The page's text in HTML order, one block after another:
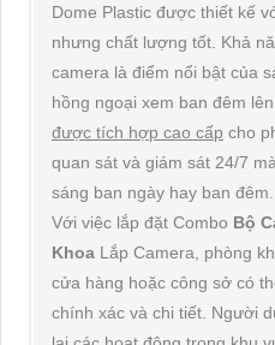
Dome Plastic được thiết kế
nhưng chất lượng tốt. Khả
camera là điểm nổi bật của
hồng ngoại xem ban đêm
được tích hợp cao cấp cho
quan sát và giám sát 24/7
sáng ban ngày hay ban đêm.
Với việc lắp đặt Combo Bộ
Khoa Lắp Camera, phòng
cửa hàng hoặc công sở có
chính xác và chi tiết. Người